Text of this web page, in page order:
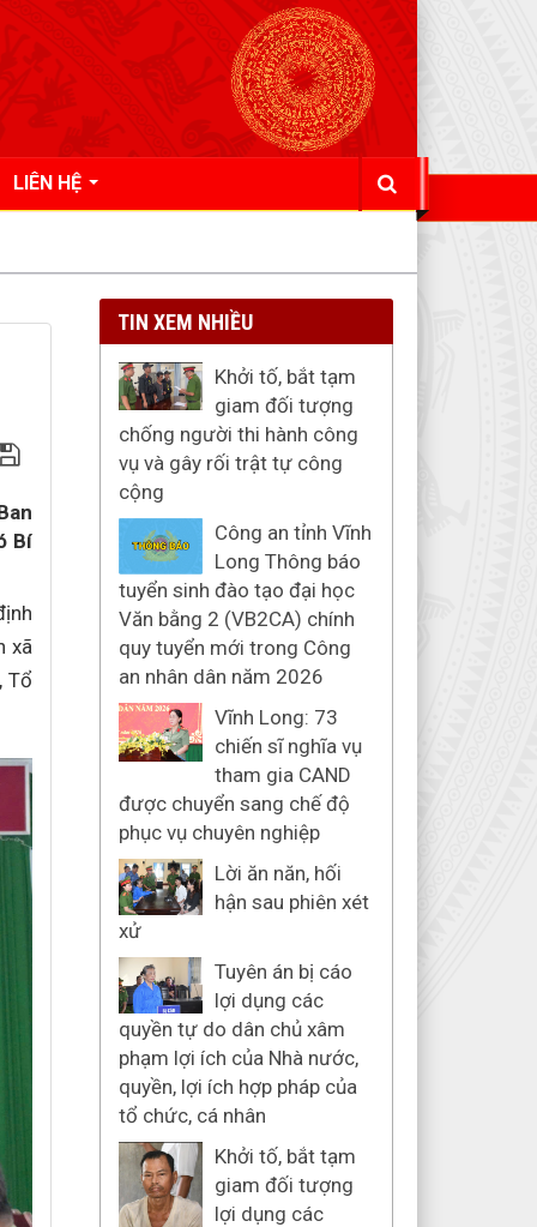
LIÊN HỆ
Bí
xã
Tổ
TIN XEM NHIỀU
Khởi tố, bắt tạm
giam đối tượng
chống người thi hành công
vụ và gây rối trật tự công
cộng
Công an tỉnh Vĩnh
Long Thông báo
tuyển sinh đào tạo đại học
Văn bằng 2 (VB2CA) chính
quy tuyển mới trong Công
an nhân dân năm 2026
Vĩnh Long: 73
chiến sĩ nghĩa vụ
tham gia CAND
được chuyển sang chế độ
phục vụ chuyên nghiệp
Lời ăn năn, hối
hận sau phiên xét
xử
Tuyên án bị cáo
lợi dụng các
quyền tự do dân chủ xâm
phạm lợi ích của Nhà nước,
quyền, lợi ích hợp pháp của
tổ chức, cá nhân
Khởi tố, bắt tạm
giam đối tượng
lợi dụng các